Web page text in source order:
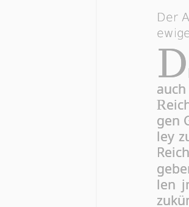
Der
D
R
gen
ley
len